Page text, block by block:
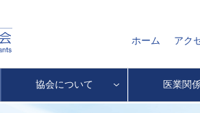
ホーム アク
協会について 医業関